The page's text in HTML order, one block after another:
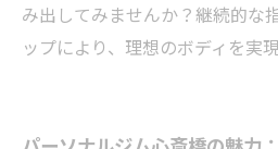
み出してみませんか？継続的な
ップにより、理想のボディを実